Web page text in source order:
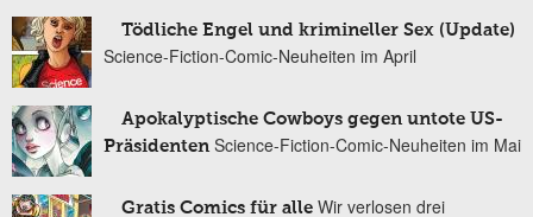
Tödliche Engel und krimineller Sex (Update)
Science-Fiction-Comic-Neuheiten im April
Apokalyptische Cowboys gegen untote US-
Präsidenten Science-Fiction-Comic-Neuheiten im Mai
Gratis Comics für alle Wir verlosen drei